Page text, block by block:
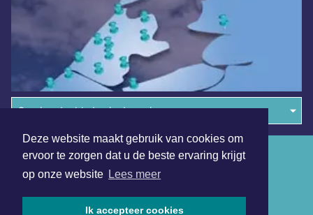
Deze website maakt gebruik van cookies om
ervoor te zorgen dat u de beste ervaring krijgt
op onze website Lees meer
Ik accepteer cookies
Overige dagbladen in de regio
Algemene voorwaarden
Disclaimer